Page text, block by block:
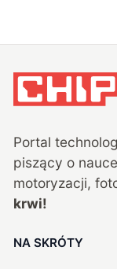
Portal
piszący o
motoryzacji,
krwi!
NA SKRÓTY